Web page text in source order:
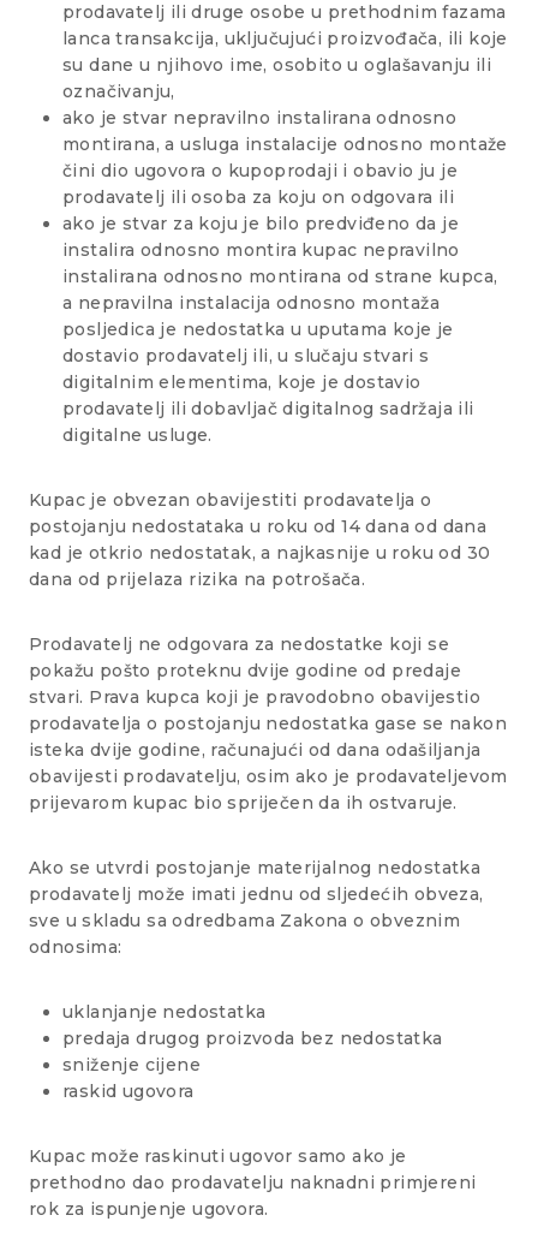
prodavatelj ili druge osobe u prethodnim fazama
lanca transakcija, uključujući proizvođača, ili koje
su dane u njihovo ime, osobito u oglašavanju ili
označivanju,
ako je stvar nepravilno instalirana odnosno
montirana, a usluga instalacije odnosno montaže
čini dio ugovora o kupoprodaji i obavio ju je
prodavatelj ili osoba za koju on odgovara ili
ako je stvar za koju je bilo predviđeno da je
instalira odnosno montira kupac nepravilno
instalirana odnosno montirana od strane kupca,
a nepravilna instalacija odnosno montaža
posljedica je nedostatka u uputama koje je
dostavio prodavatelj ili, u slučaju stvari s
digitalnim elementima, koje je dostavio
prodavatelj ili dobavljač digitalnog sadržaja ili
digitalne usluge.
Kupac je obvezan obavijestiti prodavatelja o
postojanju nedostataka u roku od 14 dana od dana
kad je otkrio nedostatak, a najkasnije u roku od 30
dana od prijelaza rizika na potrošača.
Prodavatelj ne odgovara za nedostatke koji se
pokažu pošto proteknu dvije godine od predaje
stvari. Prava kupca koji je pravodobno obavijestio
prodavatelja o postojanju nedostatka gase se nakon
isteka dvije godine, računajući od dana odašiljanja
obavijesti prodavatelju, osim ako je prodavateljevom
prijevarom kupac bio spriječen da ih ostvaruje.
Ako se utvrdi postojanje materijalnog nedostatka
prodavatelj može imati jednu od sljedećih obveza,
sve u skladu sa odredbama Zakona o obveznim
odnosima:
uklanjanje nedostatka
predaja drugog proizvoda bez nedostatka
sniženje cijene
raskid ugovora
Kupac može raskinuti ugovor samo ako je
prethodno dao prodavatelju naknadni primjereni
rok za ispunjenje ugovora.